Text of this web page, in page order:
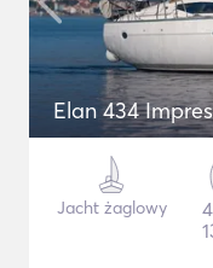
Elan 434
Jacht żaglowy